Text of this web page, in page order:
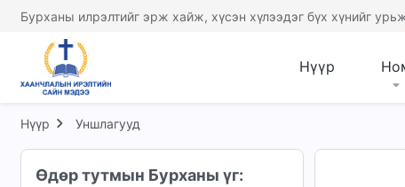
Бурханы илрэлтийг эрж хайж, хүсэн хүлээдэг бүх хүнийг
Нүүр
Нүүр Уншлагууд
Өдөр тутмын Бурханы үг:
ажлыг мэдэх нь | Эшлэл 190
Өдөр тутмын Бурханы үг: Бурханы
Өдөр тутмын Бурханы үг: Бурханы
ажлыг мэдэх нь | Эшлэл 192